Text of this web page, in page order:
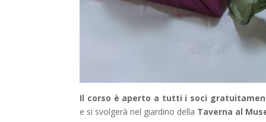
Il corso è aperto a tutti i soci
e si svolgerà nel giardino della Taverna al